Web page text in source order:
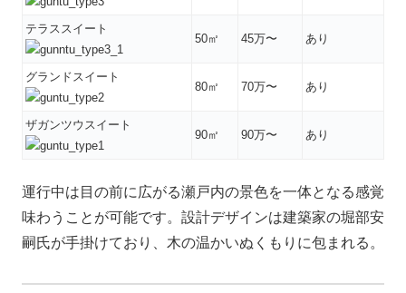
テラススイート
50㎡ 45万〜 あり
グランドスイート
80㎡ 70万〜 あり
ザガンツウスイート
90㎡ 90万〜 あり
運行中は目の前に広がる瀬戸内の景色を一体となる感覚
味わうことが可能です。設計デザインは建築家の堀部安
嗣氏が手掛けており、木の温かいぬくもりに包まれる。